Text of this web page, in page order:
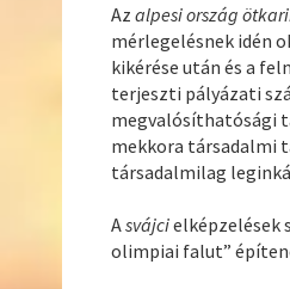
Azalpesi ország
mérlegelésnek idén
kikérése után és a
terjeszti pályázati
megvalósíthatósági
mekkora társadalmi
társadalmilag
Asvájcielképzelések
olimpiai falut”